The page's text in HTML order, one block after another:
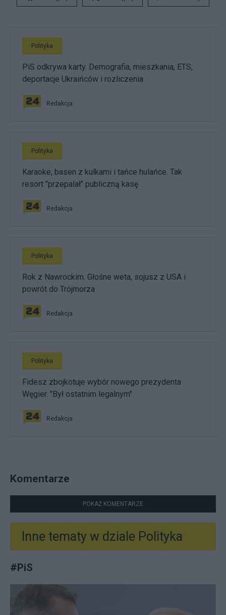
Polityka
PiS odkrywa karty. Demografia, mieszkania, ETS,
deportacje Ukraińców i rozliczenia
Redakcja
Polityka
Karaoke, basen z kulkami i tańce hulańce. Tak
resort "przepalał" publiczną kasę
Redakcja
Polityka
Rok z Nawrockim. Głośne weta, sojusz z USA i
powrót do Trójmorza
Redakcja
Polityka
Fidesz zbojkotuje wybór nowego prezydenta
Węgier. "Był ostatnim legalnym"
Redakcja
Komentarze
POKAŻ KOMENTARZE
Inne tematy w dziale Polityka
#PiS